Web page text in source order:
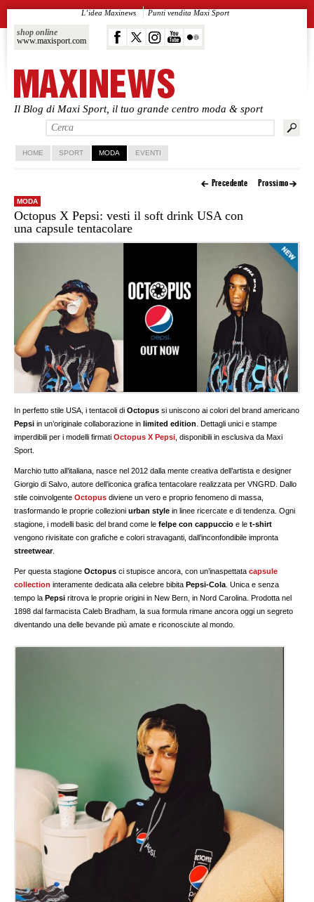
Il Blog di Maxi Sport, il tuo grande centro moda & sport
shop online
www.maxisport.com
L’idea Maxinews Punti vendita Maxi Sport
Vai al contenuto principale
Vai al contenuto secondario
HOME SPORT MODA EVENTI
Precedente Prossimo
MODA
Octopus X Pepsi: vesti il soft drink USA con
una capsule tentacolare
In perfetto stile USA, i tentacoli diOctopus si uniscono ai colori del brand americano
Pepsi in un’originale collaborazione inlimited edition . Dettagli unici e stampe
imperdibili per i modelli firmatiOctopus X Pepsi , disponibili in esclusiva da Maxi
Sport.
Marchio tutto all’italiana, nasce nel 2012 dalla mente creativa dell’artista e designer
Giorgio di Salvo, autore dell’iconica grafica tentacolare realizzata per VNGRD. Dallo
stile coinvolgenteOctopus diviene un vero e proprio fenomeno di massa,
trasformando le proprie collezioniurban style in linee ricercate e di tendenza. Ogni
stagione, i modelli basic del brand come le felpe con cappuccio e let-shirt
vengono rivisitate con grafiche e colori stravaganti, dall’inconfondibile impronta
streetwear.
Per questa stagioneOctopus ci stupisce ancora, con un’inaspettatacapsule
collection interamente dedicata alla celebre bibitaPepsi-Cola . Unica e senza
tempo laPepsi ritrova le proprie origini in New Bern, in Nord Carolina. Prodotta nel
1898 dal farmacista Caleb Bradham, la sua formula rimane ancora oggi un segreto
diventando una delle bevande più amate e riconosciute al mondo.